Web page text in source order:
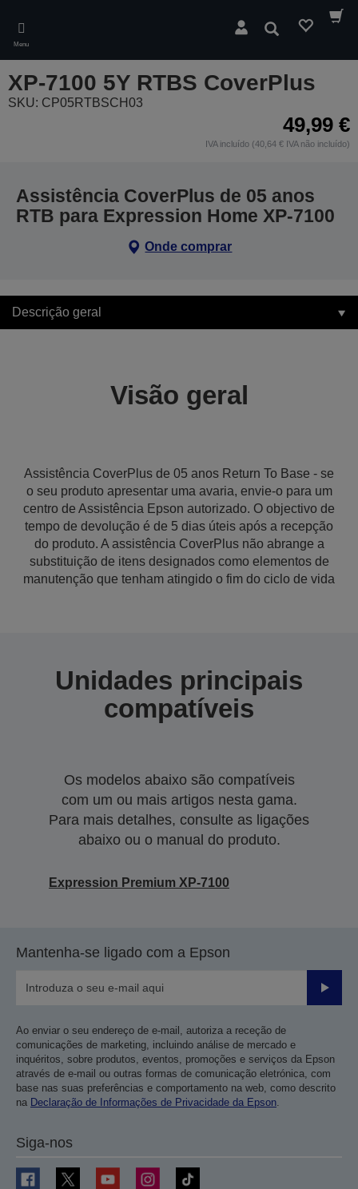
main
content
Menu
Pesquisar
XP-7100 5Y RTBS CoverPlus
SKU: CP05RTBSCH03
49,99 €
IVA incluído (40,64 € IVA não incluído)
Assistência CoverPlus de 05 anos
RTB para Expression Home XP-7100
Onde comprar
Descrição geral
Visão geral
Assistência CoverPlus de 05 anos Return To Base - se
o seu produto apresentar uma avaria, envie-o para um
centro de Assistência Epson autorizado. O objectivo de
tempo de devolução é de 5 dias úteis após a recepção
do produto. A assistência CoverPlus não abrange a
substituição de itens designados como elementos de
manutenção que tenham atingido o fim do ciclo de vida
Unidades principais
compatíveis
Os modelos abaixo são compatíveis
com um ou mais artigos nesta gama.
Para mais detalhes, consulte as ligações
abaixo ou o manual do produto.
Expression Premium XP-7100
Mantenha-se ligado com a Epson
Enviar
Ao enviar o seu endereço de e-mail, autoriza a receção de
comunicações de marketing, incluindo análise de mercado e
inquéritos, sobre produtos, eventos, promoções e serviços da Epson
através de e-mail ou outras formas de comunicação eletrónica, com
base nas suas preferências e comportamento na web, como descrito
na Declaração de Informações de Privacidade da Epson.
Siga-nos